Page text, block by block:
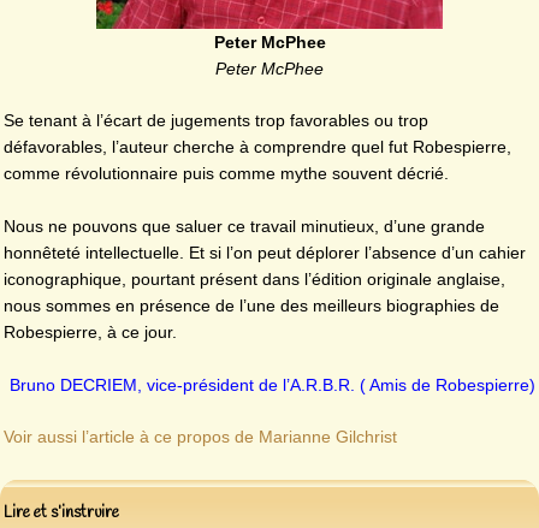
Peter McPhee
Peter McPhee
Se tenant à l’écart de jugements trop favorables ou trop
défavorables, l’auteur cherche à comprendre quel fut Robespierre,
comme révolutionnaire puis comme mythe souvent décrié.
Nous ne pouvons que saluer ce travail minutieux, d’une grande
honnêteté intellectuelle. Et si l’on peut déplorer l’absence d’un cahier
iconographique, pourtant présent dans l’édition originale anglaise,
nous sommes en présence de l’une des meilleurs biographies de
Robespierre, à ce jour.
Bruno DECRIEM, vice-président de l’A.R.B.R. ( Amis de Robespierre)
Voir aussi l’article à ce propos de Marianne Gilchrist
Lire et s’instruire